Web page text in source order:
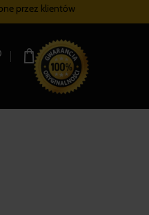
Bezpłatna
przez klientów
0,00 zł